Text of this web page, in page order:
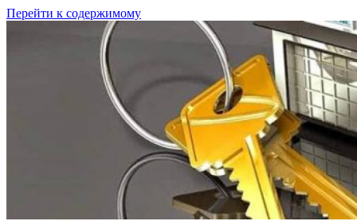
Перейти к содержимому